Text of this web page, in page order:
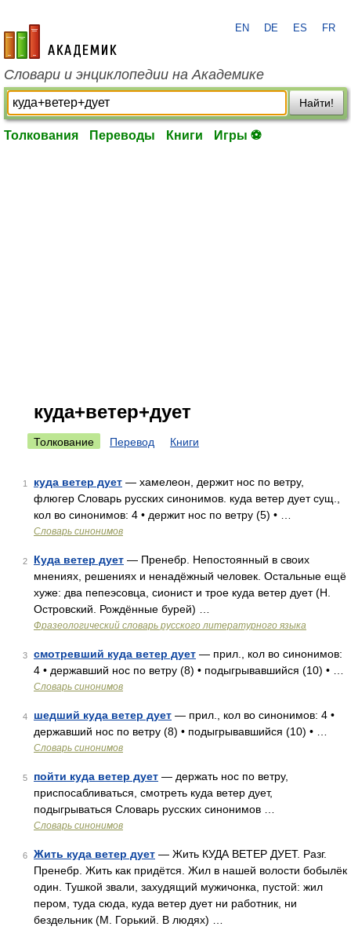
academic.ru
EN DE ES FR
Словари и энциклопедии на Академике
Найти!
Толкования Переводы Книги Игры ⚽
куда+ветер+дует
Толкование Перевод Книги
1 куда ветер дует — хамелеон, держит нос по ветру,
флюгер Словарь русских синонимов. куда ветер дует сущ.,
кол во синонимов: 4 • держит нос по ветру (5) • …
Словарь синонимов
2 Куда ветер дует — Пренебр. Непостоянный в своих
мнениях, решениях и ненадёжный человек. Остальные ещё
хуже: два пепеэсовца, сионист и трое куда ветер дует (Н.
Островский. Рождённые бурей) …
Фразеологический словарь русского литературного языка
3 смотревший куда ветер дует — прил., кол во синонимов:
4 • державший нос по ветру (8) • подыгрывавшийся (10) • …
Словарь синонимов
4 шедший куда ветер дует — прил., кол во синонимов: 4 •
державший нос по ветру (8) • подыгрывавшийся (10) • …
Словарь синонимов
5 пойти куда ветер дует — держать нос по ветру,
приспосабливаться, смотреть куда ветер дует,
подыгрываться Словарь русских синонимов …
Словарь синонимов
6 Жить куда ветер дует — Жить КУДА ВЕТЕР ДУЕТ. Разг.
Пренебр. Жить как придётся. Жил в нашей волости бобылёк
один. Тушкой звали, захудящий мужичонка, пустой: жил
пером, туда сюда, куда ветер дует ни работник, ни
бездельник (М. Горький. В людях) …